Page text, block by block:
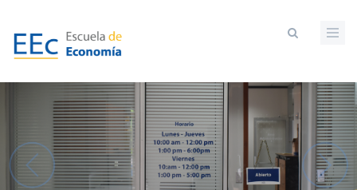
contenido